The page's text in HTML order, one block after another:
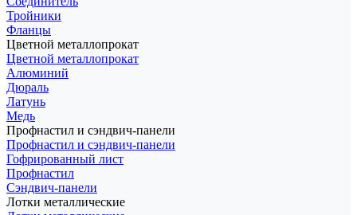
Тройники
Фланцы
Цветной металлопрокат
Цветной металлопрокат
Алюминий
Дюраль
Латунь
Медь
Профнастил и сэндвич-панели
Профнастил и сэндвич-панели
Гофрированный лист
Профнастил
Сэндвич-панели
Лотки металлические